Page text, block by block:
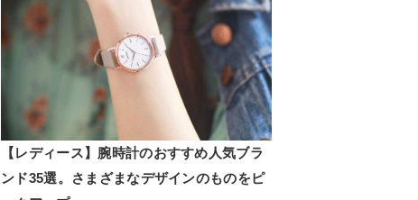
【レディース】腕時計のおすすめ人気ブラ
ンド35選。さまざまなデザインのものをピ